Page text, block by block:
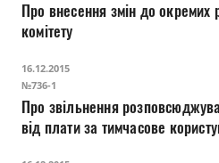
Про внесення змін до окремих
комітету
16.12.2015
№736-1
Про звільнення розповсюджувача зовнішньої реклами
від плати за тимчасове користування місцем розміщення